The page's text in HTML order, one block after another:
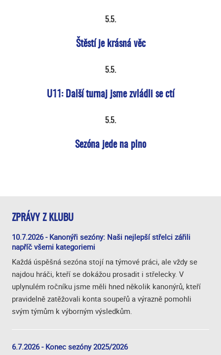
5.5.
Štěstí je krásná věc
5.5.
U11: Další turnaj jsme zvládli se ctí
5.5.
Sezóna jede na plno
ZPRÁVY Z KLUBU
10.7.2026 - Kanonýři sezóny: Naši nejlepší střelci zářili
napříč všemi kategoriemi
Každá úspěšná sezóna stojí na týmové práci, ale vždy se
najdou hráči, kteří se dokážou prosadit i střelecky. V
uplynulém ročníku jsme měli hned několik kanonýrů, kteří
pravidelně zatěžovali konta soupeřů a výrazně pomohli
svým týmům k výborným výsledkům.
6.7.2026 - Konec sezóny 2025/2026